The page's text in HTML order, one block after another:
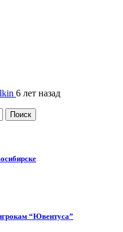
6 лет назад
“Ювентуса”